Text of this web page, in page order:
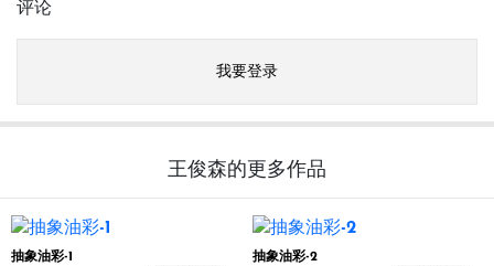
评论
我要登录
王俊森的更多作品
抽象油彩-1
抽象油彩-2